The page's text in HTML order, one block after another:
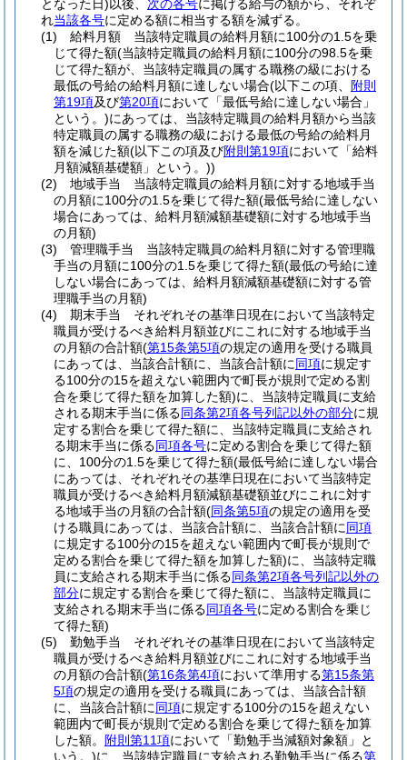
となった日)以後、 次の各号に掲げる給与の額から、それぞ
れ当該各号に定める額に相当する額を減ずる。
(1)
給料月額 当該特定職員の給料月額に100分の1.5を乗
じて得た額(当該特定職員の給料月額に100分の98.5を乗
じて得た額が、当該特定職員の属する職務の級における
最低の号給の給料月額に達しない場合(以下この項、
附則
第19項及び第20項において「最低号給に達しない場合」
という。)にあっては、当該特定職員の給料月額から当該
特定職員の属する職務の級における最低の号給の給料月
額を減じた額(以下この項及び附則第19項において「給料
月額減額基礎額」という。))
(2)
地域手当 当該特定職員の給料月額に対する地域手当
の月額に100分の1.5を乗じて得た額(最低号給に達しない
場合にあっては、給料月額減額基礎額に対する地域手当
の月額)
(3)
管理職手当 当該特定職員の給料月額に対する管理職
手当の月額に100分の1.5を乗じて得た額(最低の号給に達
しない場合にあっては、給料月額減額基礎額に対する管
理職手当の月額)
(4)
期末手当 それぞれその基準日現在において当該特定
職員が受けるべき給料月額並びにこれに対する地域手当
の月額の合計額(第15条第5項の規定の適用を受ける職員
にあっては、当該合計額に、当該合計額に同項に規定す
る100分の15を超えない範囲内で町長が規則で定める割
合を乗じて得た額を加算した額)に、当該特定職員に支給
される期末手当に係る同条第2項各号列記以外の部分に規
定する割合を乗じて得た額に、当該特定職員に支給され
る期末手当に係る同項各号に定める割合を乗じて得た額
に、100分の1.5を乗じて得た額(最低号給に達しない場合
にあっては、それぞれその基準日現在において当該特定
職員が受けるべき給料月額減額基礎額並びにこれに対す
る地域手当の月額の合計額(同条第5項の規定の適用を受
ける職員にあっては、当該合計額に、当該合計額に同項
に規定する100分の15を超えない範囲内で町長が規則で
定める割合を乗じて得た額を加算した額)に、当該特定職
員に支給される期末手当に係る同条第2項各号列記以外の
部分に規定する割合を乗じて得た額に、当該特定職員に
支給される期末手当に係る同項各号に定める割合を乗じ
て得た額)
(5)
勤勉手当 それぞれその基準日現在において当該特定
職員が受けるべき給料月額並びにこれに対する地域手当
の月額の合計額(第16条第4項において準用する第15条第
5項の規定の適用を受ける職員にあっては、当該合計額
に、当該合計額に同項に規定する100分の15を超えない
範囲内で町長が規則で定める割合を乗じて得た額を加算
した額。
附則第11項において「勤勉手当減額対象額」と
いう。)に、当該特定職員に支給される勤勉手当に係る第